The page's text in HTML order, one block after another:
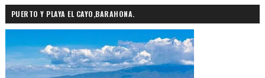
PUERTO Y PLAYA EL CAYO,BARAHONA.